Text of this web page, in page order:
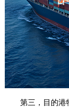
第三，目的港特